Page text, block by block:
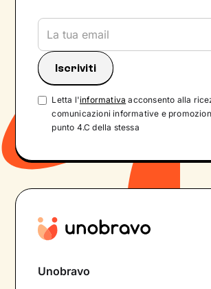
Letta l'informativa acconsento alla
comunicazioni informative e
punto 4.C della stessa
Unobravo